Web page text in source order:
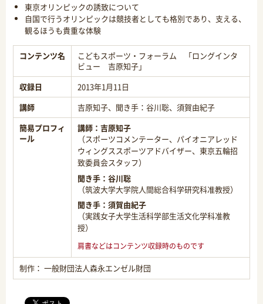
東京オリンピックの誘致について
自国で行うオリンピックは競技者としても格別であり、支える、
観るほうも貴重な体験
コンテンツ名
こどもスポーツ・フォーラム 「ロングインタ
ビュー 吉原知子」
収録日
2013年1月11日
講師
吉原知子、聞き手：谷川聡、須賀由紀子
簡易プロフィ
ール
講師： 吉原知子
（スポーツコメンテーター、パイオニアレッド
ウィングススポーツアドバイザー、東京五輪招
致委員会スタッフ）
聞き手： 谷川聡
（筑波大学大学院人間総合科学研究科准教授）
聞き手： 須賀由紀子
（実践女子大学生活科学部生活文化学科准教
授）
肩書などはコンテンツ収録時のものです
制作： 一般財団法人森永エンゼル財団